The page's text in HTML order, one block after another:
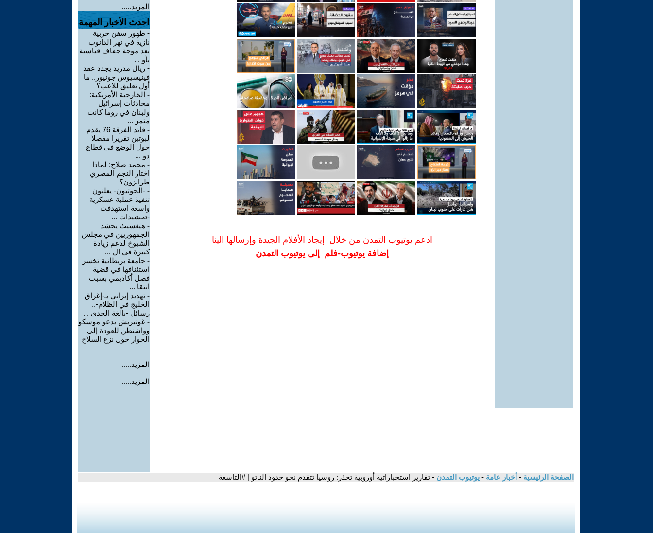
ادعم يوتيوب التمدن من خلال إيجاد الأفلام الجيدة وإرسالها الينا
إضافة يوتيوب-فلم إلى يوتيوب التمدن
المزيد.....
احدث الأخبار المهمة
- ظهور سفن حربية
نازية في نهر الدانوب
بعد موجة جفاف قياسية
بأو ...
- ريال مدريد يجدد عقد
فينيسيوس جونيور.. ما
أول تعليق للاعب؟
- الخارجية الأمريكية:
محادثات إسرائيل
ولبنان في روما كانت
مثمر ...
-
قائد الفرقة 76 يقدم
لبوتين تقريرا مفصلا
حول الوضع في قطاع
دو ...
- محمد صلاح: لماذا
اختار النجم المصري
طرابزون؟
- -الحوثيون- يعلنون
تنفيذ عملية عسكرية
واسعة استهدفت
-تحشيدات ...
- هيغسيث يحشد
الجمهوريين في مجلس
الشيوخ لدعم زيادة
كبيرة في ال ...
- جامعة بريطانية تخسر
استئنافها في قضية
فصل أكاديمي بسبب
انتقا ...
- تهديد إيراني بـ-إغراق
الخليج في الظلام-..
رسائل -بالغة الجدي ...
- غوتيريش يدعو موسكو
وواشنطن للعودة إلى
الحوار حول نزع السلاح
...
المزيد.....
المزيد.....
الصفحة الرئيسية - أخبار عامة - يوتيوب التمدن - تقارير استخباراتية أوروبية تحذر: روسيا تتقدم نحو حدود الناتو | #التاسعة